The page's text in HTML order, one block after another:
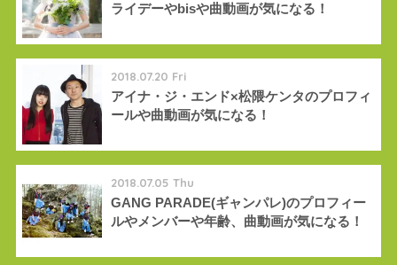
ライデーやbisや曲動画が気になる！
2018.07.20 Fri
アイナ・ジ・エンド×松隈ケンタのプロフィ
ールや曲動画が気になる！
2018.07.05 Thu
GANG PARADE(ギャンパレ)のプロフィー
ルやメンバーや年齢、曲動画が気になる！